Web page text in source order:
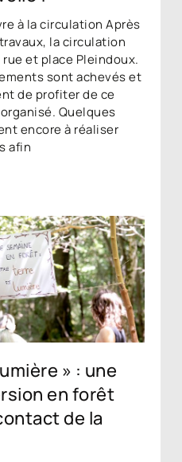
à la circulation Après
la circulation
et place Pleindoux.
sont achevés et
de profiter de ce
Quelques
encore à réaliser
afin
» : une
en forêt
de la